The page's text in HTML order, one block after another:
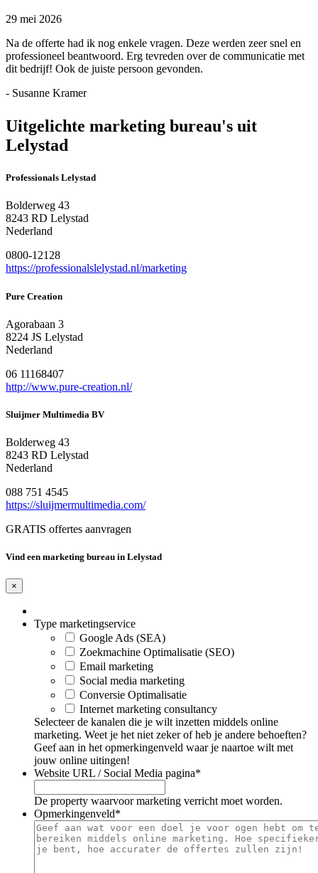
29 mei 2026
Na de offerte had ik nog enkele vragen. Deze werden zeer snel en
professioneel beantwoord. Erg tevreden over de communicatie met
dit bedrijf! Ook de juiste persoon gevonden.
- Susanne Kramer
Uitgelichte marketing bureau's uit
Lelystad
Professionals Lelystad
Bolderweg 43
8243 RD Lelystad
Nederland
0800-12128
https://professionalslelystad.nl/marketing
Pure Creation
Agorabaan 3
8224 JS Lelystad
Nederland
06 11168407
http://www.pure-creation.nl/
Sluijmer Multimedia BV
Bolderweg 43
8243 RD Lelystad
Nederland
088 751 4545
https://sluijmermultimedia.com/
GRATIS offertes aanvragen
Vind een marketing bureau in Lelystad
×
Type marketingservice
Google Ads (SEA)
Zoekmachine Optimalisatie (SEO)
Email marketing
Social media marketing
Conversie Optimalisatie
Internet marketing consultancy
Selecteer de kanalen die je wilt inzetten middels online
marketing. Weet je het niet zeker of heb je andere behoeften?
Geef aan in het opmerkingenveld waar je naartoe wilt met
jouw online uitingen!
Website URL / Social Media pagina*
De property waarvoor marketing verricht moet worden.
Opmerkingenveld*